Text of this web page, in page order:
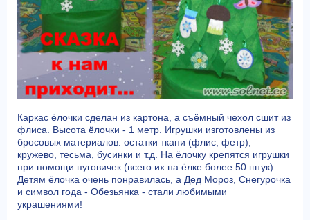
Каркас ёлочки сделан из картона, а съёмный чехол сшит из
флиса. Высота ёлочки - 1 метр. Игрушки изготовлены из
бросовых материалов: остатки ткани (флис, фетр),
кружево, тесьма, бусинки и т.д. На ёлочку крепятся игрушки
при помощи пуговичек (всего их на ёлке более 50 штук).
Детям ёлочка очень понравилась, а Дед Мороз, Снегурочка
и символ года - Обезьянка - стали любимыми
украшениями!